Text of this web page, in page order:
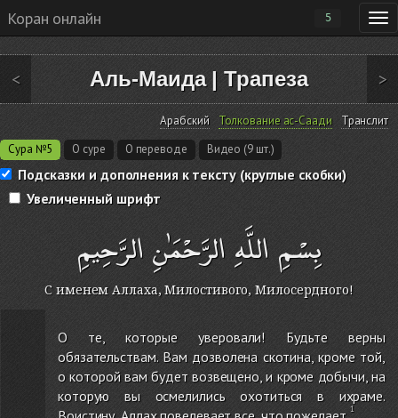
Коран онлайн 5
< Аль-Маида|Трапеза >
Сура №5 О суре О переводе Видео (9 шт.)
Арабский Толкование ас-Саади Транслит
Подсказки и дополнения к тексту (круглые скобки)
Увеличенный шрифт
بِسْمِ اللَّهِ الرَّحْمَٰنِ الرَّحِيمِ
С именем Аллаха, Милостивого, Милосердного!
О те, которые уверовали! Будьте верны
обязательствам. Вам дозволена скотина, кроме той,
о которой вам будет возвещено, и кроме добычи, на
которую вы осмелились охотиться в ихраме.